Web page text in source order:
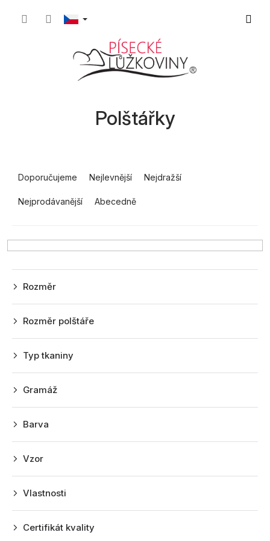
Polštářky
a
í
r
d
k
Doporučujeme Nejlevnější Nejdražší
Nejprodávanější Abecedně
Barva
Typ tkaniny
Gramáž
Rozměr polštáře
Rozměr
Vzor
Vlastnosti
Certifikát kvality